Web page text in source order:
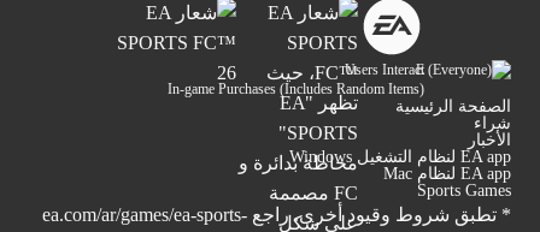
Users Interact
In-game Purchases (Includes Random Items)
الصفحة الرئيسية
شراء
الأخبار
EA app لنظام التشغيل Windows
EA app لنظام Mac
Sports Games
* تطبق شروط وقيود أخرى. راجع ea.com/ar/games/ea-sports-